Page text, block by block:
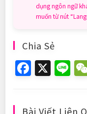
dụng ngôn ngữ
muốn từ nút
Chia Sẻ
F X Li
Bài Viết Liên